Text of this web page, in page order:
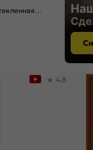
каркасно-
4,8